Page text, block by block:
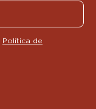
Política de